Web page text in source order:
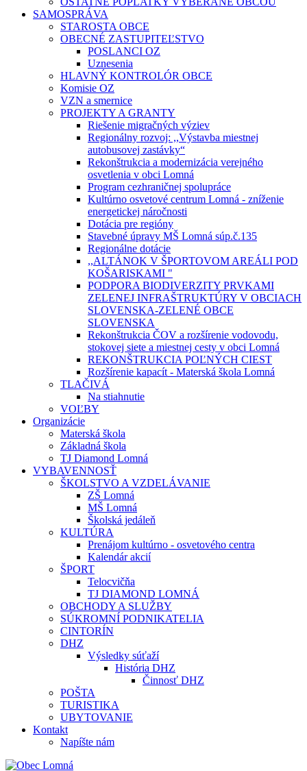
SAMOSPRÁVA
STAROSTA OBCE
OBECNÉ ZASTUPITEĽSTVO
POSLANCI OZ
Uznesenia
HLAVNÝ KONTROLÓR OBCE
Komisie OZ
VZN a smernice
PROJEKTY A GRANTY
Riešenie migračných výziev
Regionálny rozvoj: ,,Výstavba miestnej
autobusovej zastávky“
Rekonštrukcia a modernizácia verejného
osvetlenia v obci Lomná
Program cezhraničnej spolupráce
Kultúrno osvetové centrum Lomná - zníženie
energetickej náročnosti
Dotácia pre regióny
Stavebné úpravy MŠ Lomná súp.č.135
Regionálne dotácie
,,ALTÁNOK V ŠPORTOVOM AREÁLI POD
KOŠARISKAMI "
PODPORA BIODIVERZITY PRVKAMI
ZELENEJ INFRAŠTRUKTÚRY V OBCIACH
SLOVENSKA-ZELENÉ OBCE
SLOVENSKA
Rekonštrukcia ČOV a rozšírenie vodovodu,
stokovej siete a miestnej cesty v obci Lomná
REKONŠTRUKCIA POĽNÝCH CIEST
Rozšírenie kapacít - Materská škola Lomná
TLAČIVÁ
Na stiahnutie
VOĽBY
Organizácie
Materská škola
Základná škola
TJ Diamond Lomná
VYBAVENNOSŤ
ŠKOLSTVO A VZDELÁVANIE
ZŠ Lomná
MŠ Lomná
Školská jedáleň
KULTÚRA
Prenájom kultúrno - osvetového centra
Kalendár akcií
ŠPORT
Telocvičňa
TJ DIAMOND LOMNÁ
OBCHODY A SLUŽBY
SÚKROMNÍ PODNIKATELIA
CINTORÍN
DHZ
Výsledky súťaží
História DHZ
Činnosť DHZ
POŠTA
TURISTIKA
UBYTOVANIE
Kontakt
Napíšte nám